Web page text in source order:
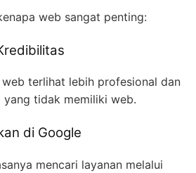
web sangat penting:
terlihat lebih profesional dan
tidak memiliki web.
di Google
mencari layanan melalui